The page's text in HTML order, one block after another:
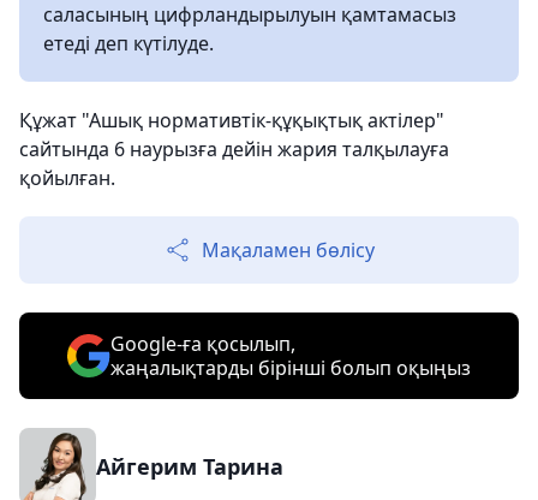
саласының цифрландырылуын қамтамасыз
етеді деп күтілуде.
Құжат "Ашық нормативтік-құқықтық актілер"
сайтында 6 наурызға дейін жария талқылауға
қойылған.
Мақаламен бөлісу
Google-ға қосылып,
жаңалықтарды бірінші болып оқыңыз
Айгерим Тарина